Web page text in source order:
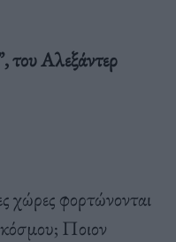
του Αλεξάντερ
χώρες φορτώνονται
Ποιον